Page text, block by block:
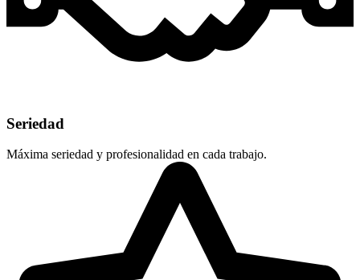
Seriedad
Máxima seriedad y profesionalidad en cada trabajo.